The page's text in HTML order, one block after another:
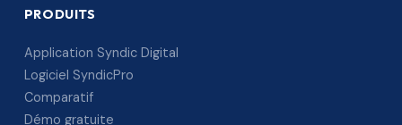
PRODUITS
Application Syndic Digital
Logiciel SyndicPro
Comparatif
Démo gratuite